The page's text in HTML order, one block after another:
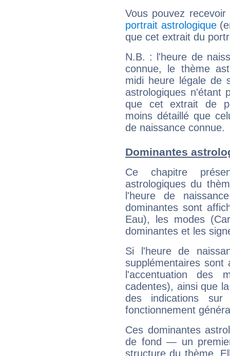
Vous pouvez
portrait astrologique
que cet extrait du
N.B. : l'heure de
connue, le thème
midi heure légale de
astrologiques n'étant
que cet extrait de
moins détaillé que
de naissance connue.
Dominantes
Ce chapitre
astrologiques du
l'heure de
dominantes sont
Eau), les modes
dominantes et les
Si l'heure de
supplémentaires sont
l'accentuation des
cadentes), ainsi que
des indications sur
fonctionnement
Ces dominantes
de fond — un
structure du thème.